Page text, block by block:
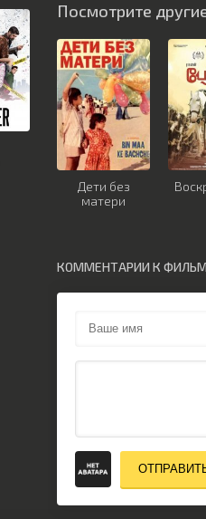
Посмотрите
Дети без
матери
КОММЕНТАРИИ К